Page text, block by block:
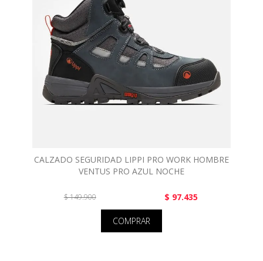
CALZADO SEGURIDAD LIPPI PRO WORK HOMBRE
VENTUS PRO AZUL NOCHE
$ 149.900 $ 97.435
COMPRAR